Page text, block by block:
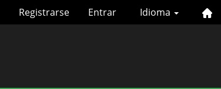
Idioma
Registrarse Entrar